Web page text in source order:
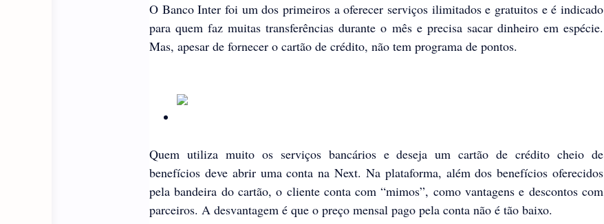
O Banco Inter foi um dos primeiros a oferecer serviços ilimitados e gratuitos e é indicado
para quem faz muitas transferências durante o mês e precisa sacar dinheiro em espécie.
Mas, apesar de fornecer o cartão de crédito, não tem programa de pontos.
Quem utiliza muito os serviços bancários e deseja um cartão de crédito cheio de
benefícios deve abrir uma conta na Next. Na plataforma, além dos benefícios oferecidos
pela bandeira do cartão, o cliente conta com “mimos”, como vantagens e descontos com
parceiros. A desvantagem é que o preço mensal pago pela conta não é tão baixo.